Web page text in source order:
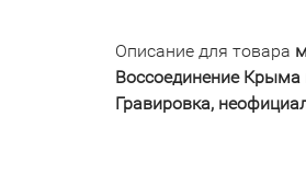
Описание для товара
Воссоединение Крыма
Гравировка,